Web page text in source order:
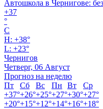
Автошкола в Чернигове:
+37
°
C
H: +38°
L: +23°
Чернигов
Четверг, 06 Август
Прогноз на неделю
Пт
Сб Вс Пн Вт
Ср
+37°+26°+25°+27°+30°+27°
+20°+15°+12°+14°+16°+18°